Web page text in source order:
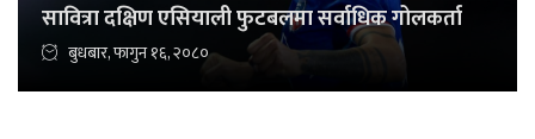
सावित्रा दक्षिण एसियाली फुटबलमा सर्वाधिक गोलकर्ता
बुधबार, फागुन १६, २०८०